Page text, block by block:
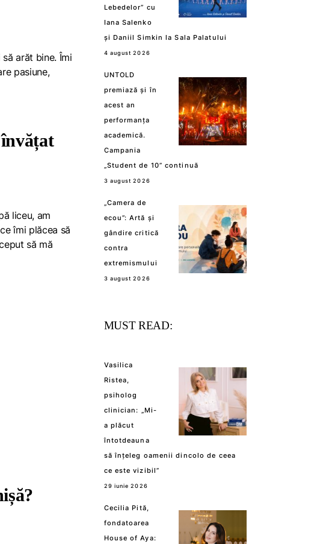
arăt bine. Îmi
pasiune,
liceu, am
îmi plăcea să
să mă
Lebedelor” cu
Iana Salenko
și Daniil Simkin la Sala Palatului
4 august 2026
UNTOLD
premiază și în
acest an
performanța
academică.
Campania
„Student de 10” continuă
3 august 2026
„Camera de
ecou”: Artă și
gândire critică
contra
extremismului
3 august 2026
MUST READ:
Vasilica
Ristea,
psiholog
clinician: „Mi-
a plăcut
întotdeauna
să înțeleg oamenii dincolo de ceea
ce este vizibil”
29 iunie 2026
Cecilia Pită,
fondatoarea
House of Aya: